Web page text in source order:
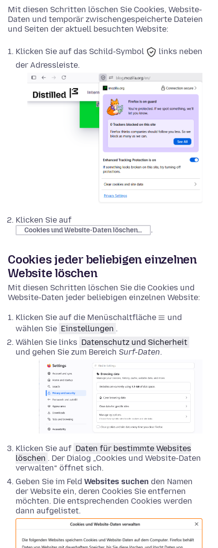
Mit diesen Schritten löschen Sie Cookies, Website-
Daten und temporär zwischengespeicherte Dateien
und Seiten der aktuell besuchten Website:
Klicken Sie auf das Schild-Symbol
links neben
der Adressleiste.
Klicken Sie auf
Cookies und Website-Daten löschen… .
Cookies jeder beliebigen einzelnen
Website löschen
Mit diesen Schritten löschen Sie die Cookies und
Website-Daten jeder beliebigen einzelnen Website:
Klicken Sie auf die Menüschaltfläche
und
wählen Sie Einstellungen .
Wählen Sie links Datenschutz und Sicherheit
und gehen Sie zum Bereich Surf-Daten.
Klicken Sie auf Daten für bestimmte Websites
löschen . Der Dialog „Cookies und Website-Daten
verwalten“ öffnet sich.
Geben Sie im Feld Websites suchen den Namen
der Website ein, deren Cookies Sie entfernen
möchten. Die entsprechenden Cookies werden
dann aufgelistet.